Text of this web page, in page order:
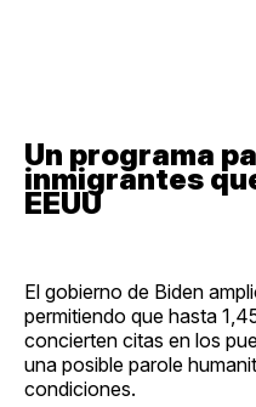
Un programa
inmigrantes
EEUU
El gobierno de Biden
permitiendo que hasta
concierten citas en los
una posible parole
condiciones.